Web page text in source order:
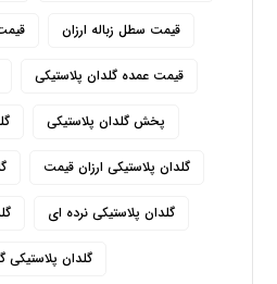
قیمت سطل زباله ارزان
قیمت عمده گلدان پلاستیکی
پخش گلدان پلاستیکی
گلدان پلاستیکی ارزان قیمت
گلدان پلاستیکی نرده ای
گلدان پلاستیکی